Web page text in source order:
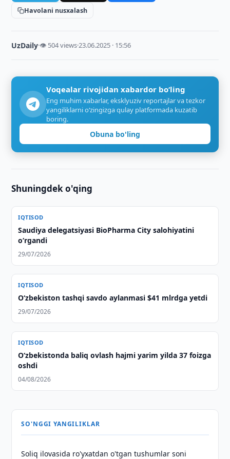
Havolani nusxalash
UzDaily·👁 504 views·23.06.2025 · 15:56
Voqealar rivojidan xabardor bo‘ling
Eng muhim xabarlar, eksklyuziv reportajlar va tezkor
yangiliklarni o‘zingizga qulay platformada kuzatib
boring.
Obuna bo'ling
Shuningdek o'qing
IQTISOD
Saudiya delegatsiyasi BioPharma City salohiyatini
o‘rgandi
29/07/2026
IQTISOD
O‘zbekiston tashqi savdo aylanmasi $41 mlrdga yetdi
29/07/2026
IQTISOD
O‘zbekistonda baliq ovlash hajmi yarim yilda 37 foizga
oshdi
04/08/2026
SO'NGGI YANGILIKLAR
Soliq ilovasida ro'yxatdan o'tgan tushumlar soni